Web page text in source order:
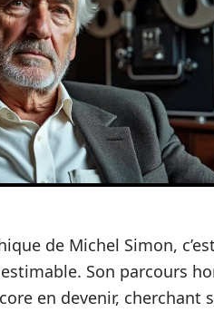
de Michel Simon,
Son parcours
en devenir, cherchant